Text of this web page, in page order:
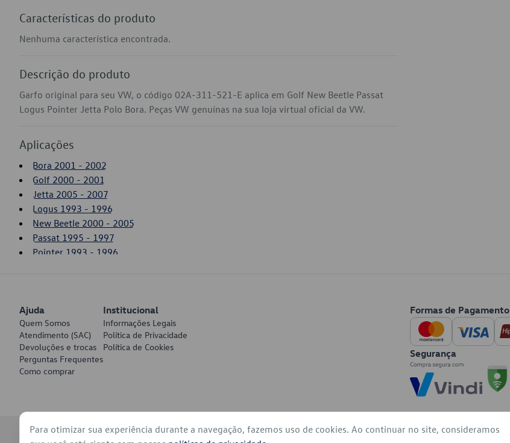
Características do produto
Nenhuma característica encontrada.
Descrição do produto
Garfo original para seu VW, o código 02A-311-521-E aplica em Golf New Beetle Passat
Logus Pointer Jetta Polo Bora. Peças VW genuínas na sua loja virtual oficial da VW.
Aplicações
Bora 2001 - 2002
Golf 2000 - 2001
Jetta 2005 - 2007
Logus 1993 - 1996
New Beetle 2000 - 2005
Passat 1995 - 1997
Pointer 1993 - 1996
Ajuda
Quem Somos
Atendimento (SAC)
Devoluções e trocas
Perguntas Frequentes
Como comprar
Institucional
Informações Legais
Política de Privacidade
Política de Cookies
Formas de Pagamento
Segurança
Para otimizar sua experiência durante a navegação, fazemos uso de cookies. Ao continuar no site, consideramos